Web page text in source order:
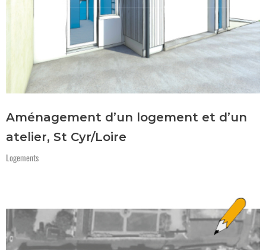
Aménagement d’un logement et d’un
atelier, St Cyr/Loire
Logements